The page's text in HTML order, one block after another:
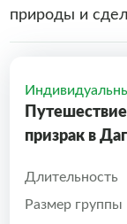
природы и
призрак в
Длительность
Размер группы